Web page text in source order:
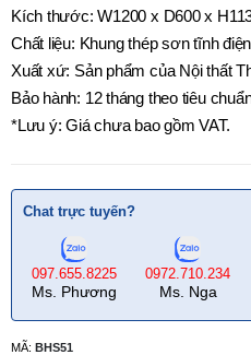
Kích thước: W1200 x D600 x
Chất liệu: Khung thép sơn tĩnh
Xuất xứ: Sản phẩm của Nội thất
Bảo hành: 12 tháng theo tiêu
*Lưu ý: Giá chưa bao gồm VAT.
Chat trực tuyến?
097.655.8225
Ms. Phương
0972.710.234
Ms. Nga
MÃ: BHS51